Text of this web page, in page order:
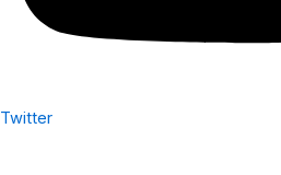
Twitter